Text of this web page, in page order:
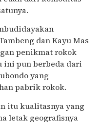
dan Kayu Mas
penikmat rokok
ini pun berbeda dari
yang
pabrik rokok.
itu kualitasnya yang
letak geografisnya